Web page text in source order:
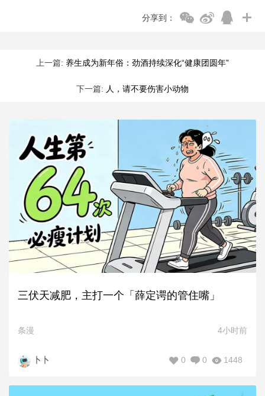
分享到：
上一篇: 养生成为新年俗：劲酒持续深化“健康团圆年”
下一篇: 人，请不要伤害小动物
三伏天减肥，主打一个「薛定谔的管住嘴」
条漫 4小时前
卜卜 1448
0
0